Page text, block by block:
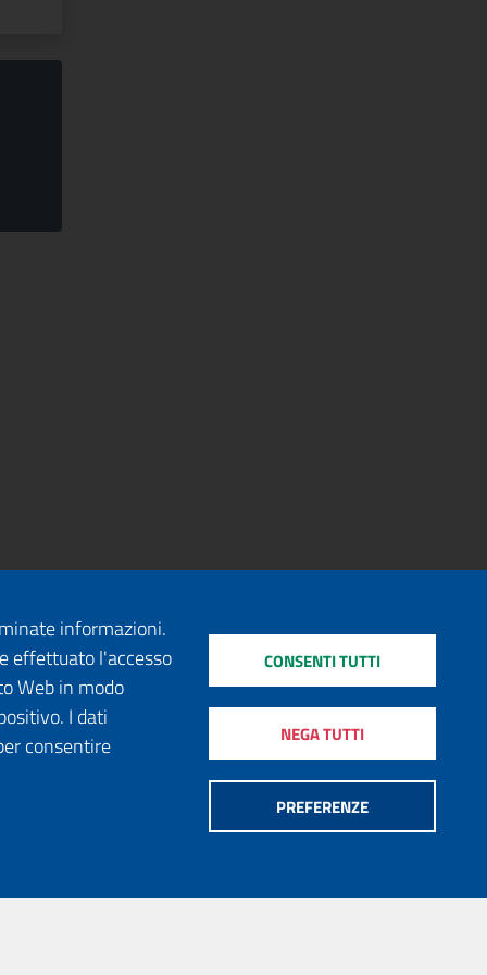
informazioni.
effettuato l'accesso
Web in modo
I dati
consentire
PREFERENZE
NEGA TUTTI
CONSENTI TUTTI